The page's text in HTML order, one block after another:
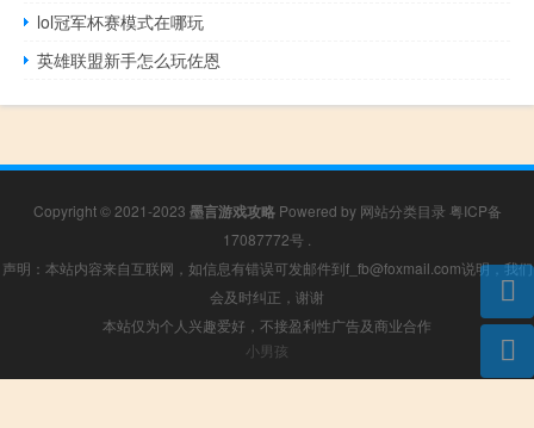
lol冠军杯赛模式在哪玩
英雄联盟新手怎么玩佐恩
Copyright © 2021-2023 墨言游戏攻略Powered by 网站分类目录 粤ICP备
17087772号 .
声明：本站内容来自互联网，如信息有错误可发邮件到f_fb@foxmail.com说明，我们
会及时纠正，谢谢
本站仅为个人兴趣爱好，不接盈利性广告及商业合作
小男孩